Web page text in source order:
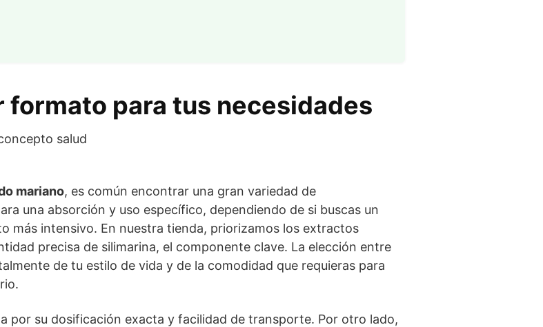
formato para tus necesidades
mariano, es común encontrar una gran variedad de
una absorción y uso específico, dependiendo de si buscas un
más intensivo. En nuestra tienda, priorizamos los extractos
precisa de silimarina, el componente clave. La elección entre
de tu estilo de vida y de la comodidad que requieras para
por su dosificación exacta y facilidad de transporte. Por otro lado,